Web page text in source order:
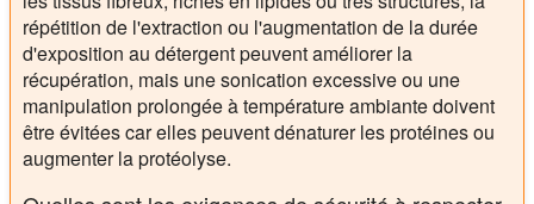
répétition de l'extraction ou l'augmentation de la durée
d'exposition au détergent peuvent améliorer la
récupération, mais une sonication excessive ou une
manipulation prolongée à température ambiante doivent
être évitées car elles peuvent dénaturer les protéines ou
augmenter la protéolyse.